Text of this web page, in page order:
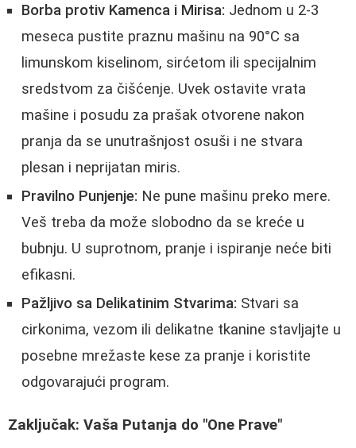
Borba protiv Kamenca i Mirisa: Jednom u 2-3
meseca pustite praznu mašinu na 90°C sa
limunskom kiselinom, sirćetom ili specijalnim
sredstvom za čišćenje. Uvek ostavite vrata
mašine i posudu za prašak otvorene nakon
pranja da se unutrašnjost osuši i ne stvara
plesan i neprijatan miris.
Pravilno Punjenje: Ne pune mašinu preko mere.
Veš treba da može slobodno da se kreće u
bubnju. U suprotnom, pranje i ispiranje neće biti
efikasni.
Pažljivo sa Delikatinim Stvarima: Stvari sa
cirkonima, vezom ili delikatne tkanine stavljajte u
posebne mrežaste kese za pranje i koristite
odgovarajući program.
Zaključak: Vaša Putanja do "One Prave"